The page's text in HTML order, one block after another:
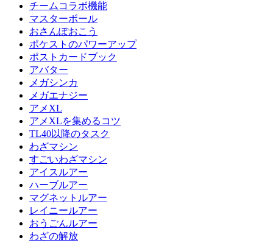
チームコラボ機能
マスターボール
おさんぽおこう
ポケストのパワーアップ
ポストカードブック
アバター
メガシンカ
メガエナジー
アメXL
アメXLを集めるコツ
TL40以降のタスク
わざマシン
すごいわざマシン
アイスルアー
ハーブルアー
マグネットルアー
レイニールアー
おうごんルアー
わざの解放